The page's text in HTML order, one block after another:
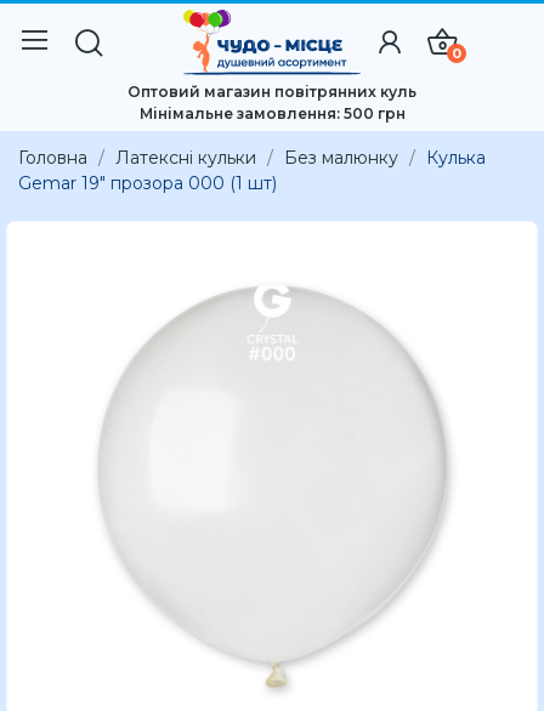
0
Оптовий магазин повітрянних куль
Мінімальне замовлення: 500 грн
Головна Латексні кульки Без малюнку
Кулька
Gemar 19" прозора 000 (1 шт)